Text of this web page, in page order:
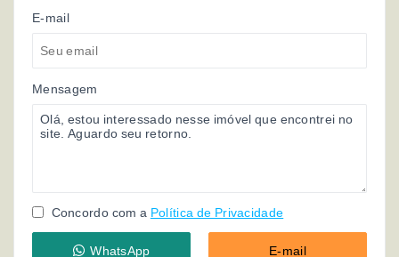
E-mail
Mensagem
Concordo com a Política de Privacidade
WhatsApp E-mail